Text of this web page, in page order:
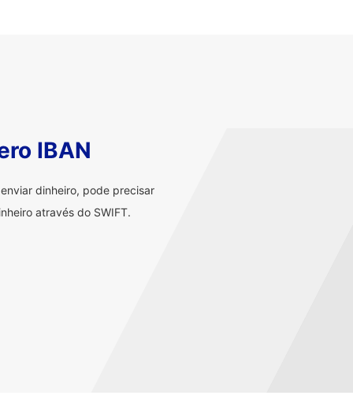
IBAN
dinheiro, pode precisar
através do SWIFT.